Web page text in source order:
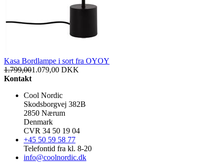
Kasa Bordlampe i sort fra OYOY
1.799,001.079,00 DKK
Kontakt
Cool Nordic
Skodsborgvej 382B
2850 Nærum
Denmark
CVR 34 50 19 04
+45 50 59 58 77
Telefontid fra kl. 8-20
info@coolnordic.dk